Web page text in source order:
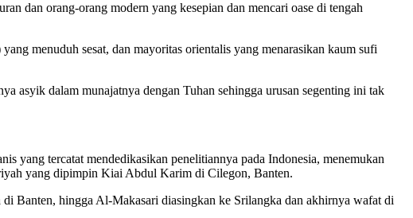
dan orang-orang modern yang kesepian dan mencari oase di tengah
menuduh sesat, dan mayoritas orientalis yang menarasikan kaum sufi
asyik dalam munajatnya dengan Tuhan sehingga urusan segenting ini tak
yang tercatat mendedikasikan penelitiannya pada Indonesia, menemukan
yang dipimpin Kiai Abdul Karim di Cilegon, Banten.
Banten, hingga Al-Makasari diasingkan ke Srilangka dan akhirnya wafat di